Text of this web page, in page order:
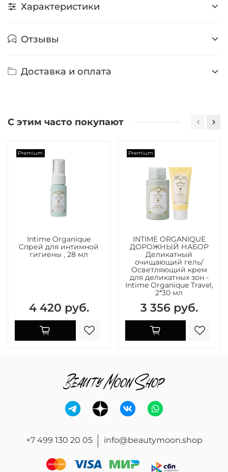
Характеристики
Отзывы
Доставка и оплата
С этим часто покупают
Premium
Intime Organique
Спрей для интимной
гигиены , 28 мл
4 420 руб.
Premium
INTIME ORGANIQUE
ДОРОЖНЫЙ НАБОР
Деликатный
очищающий гель/
Осветляющий крем
для деликатных зон -
Intime Organique Travel,
2*30 мл
3 356 руб.
+7 499 130 20 05 info@beautymoon.shop